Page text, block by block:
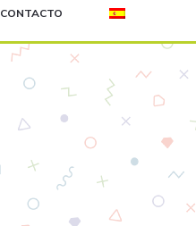
CONTACTO